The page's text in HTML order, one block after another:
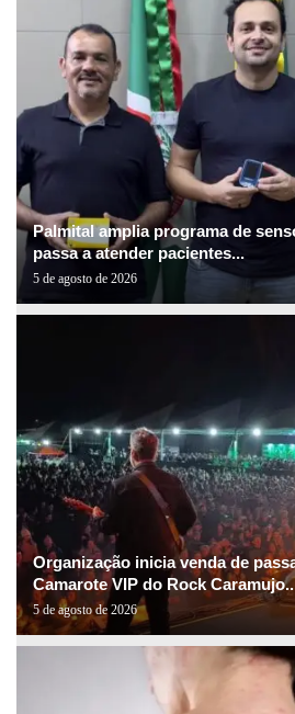
Palmital amplia programa de
passa a atender pacientes...
5 de agosto de 2026
Organização inicia venda de
Camarote VIP do Rock
5 de agosto de 2026